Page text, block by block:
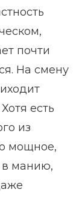
почти
На смену
есть
из
мощное,
в манию,